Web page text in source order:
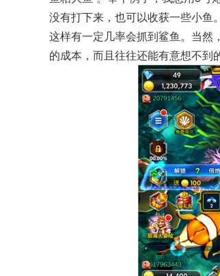
没有打下来，也可以收获一些小鱼
这样有一定几率会抓到鲨鱼。当然
的成本，而且往往还能有意想不到